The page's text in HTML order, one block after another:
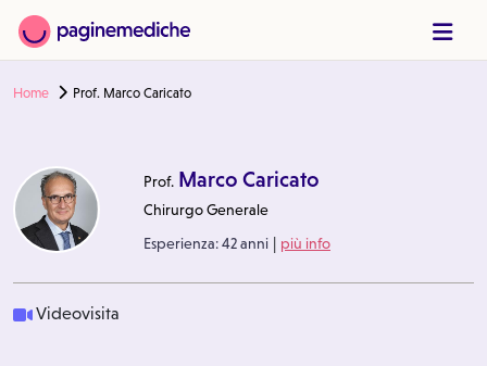
Home Prof. Marco Caricato
Prof. Marco Caricato
Chirurgo Generale
Esperienza:42 anni | più info
Videovisita